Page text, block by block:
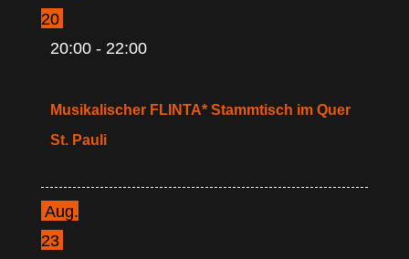
20
20:00- 22:00
Musikalischer FLINTA* Stammtisch im Quer
St. Pauli
Aug.
23